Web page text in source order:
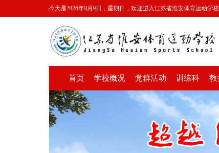
今天是2026年8月9日，星期日，欢迎进入江苏省淮安体育运动学
首页 学校概况 党群活动 训练科 教